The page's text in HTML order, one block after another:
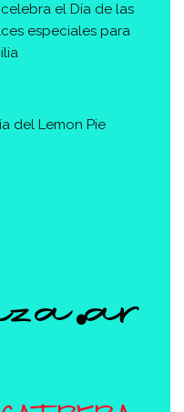
el Día de las
especiales para
del Lemon Pie